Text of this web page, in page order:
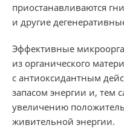
приостанавливаются
и другие
Эффективные
из органического
с антиоксидантным
запасом энергии и, тем
увеличению
живительной энергии.